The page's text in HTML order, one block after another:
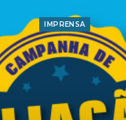
IMPRENSA